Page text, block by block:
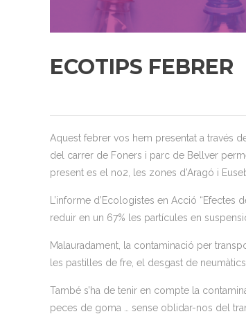
ECOTIPS FEBRER
Aquest febrer vos hem presentat a través
del carrer de Foners i parc de Bellver
present es el no2, les zones d’Aragó i
L’informe d’Ecologistes en Acció
reduir en un 67% les partícules en
Malauradament, la contaminació per
les pastilles de fre, el desgast de
També s’ha de tenir en compte la
peces de goma … sense oblidar-nos del